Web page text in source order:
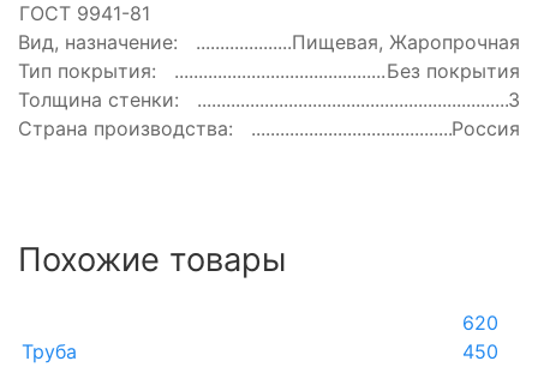
ГОСТ 9941-81
Вид, назначение:
Пищевая, Жаропрочная
Тип покрытия:
Без покрытия
Толщина стенки:
3
Страна производства:
Россия
Похожие товары
Труба
620
450